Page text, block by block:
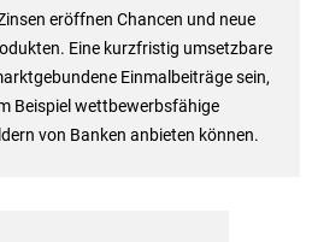
eröffnen Chancen und neue
Eine kurzfristig umsetzbare
Einmalbeiträge sein,
Beispiel wettbewerbsfähige
von Banken anbieten können.